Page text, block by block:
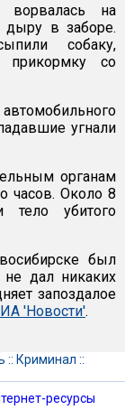
ворвалась на
дыру в заборе.
собаку,
прикормку со
угнали
органам
часов. Около 8
тело убитого
был
не дал никаких
запоздалое
'Новости'.
:: Криминал ::
ресурсы